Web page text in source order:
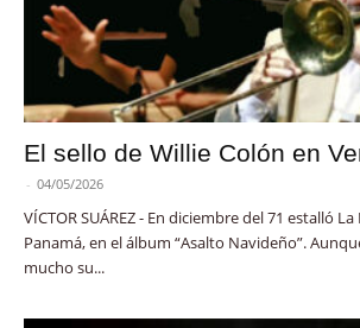
El sello de Willie Colón en
- 04/05/2026
VÍCTOR SUÁREZ - En diciembre del 71 estalló
Panamá, en el álbum “Asalto Navideño”.
mucho su...